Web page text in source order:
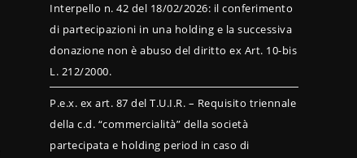
Interpello n. 42 del 18/02/2026: il conferimento
di partecipazioni in una holding e la successiva
donazione non è abuso del diritto ex Art. 10-bis
L. 212/2000.
P.e.x. ex art. 87 del T.U.I.R. – Requisito triennale
della c.d. “commercialità” della società
partecipata e holding period in caso di